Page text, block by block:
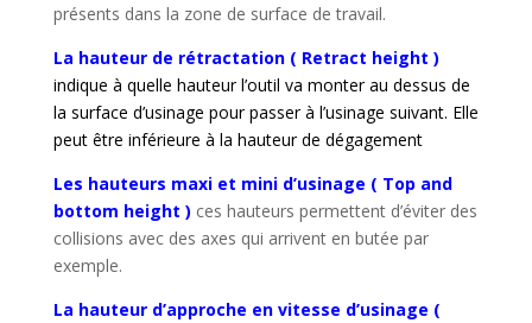
présents dans la zone de surface de travail.
La hauteur de rétractation ( Retract height )
indique à quelle hauteur l’outil va monter au dessus de
la surface d’usinage pour passer à l’usinage suivant. Elle
peut être inférieure à la hauteur de dégagement
Les hauteurs maxi et mini d’usinage ( Top and
bottom height ) ces hauteurs permettent d’éviter des
collisions avec des axes qui arrivent en butée par
exemple.
La hauteur d’approche en vitesse d’usinage (